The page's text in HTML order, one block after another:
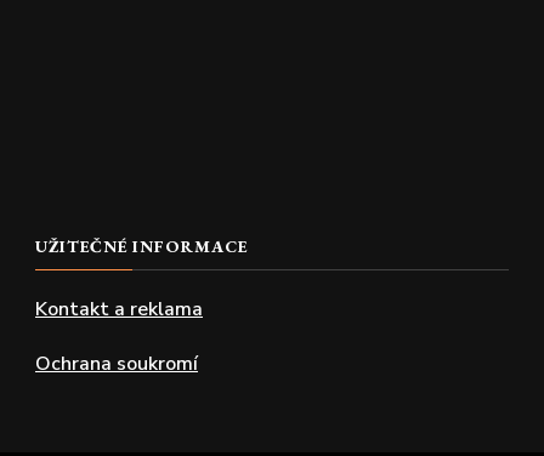
UŽITEČNÉ INFORMACE
Kontakt a reklama
Ochrana soukromí